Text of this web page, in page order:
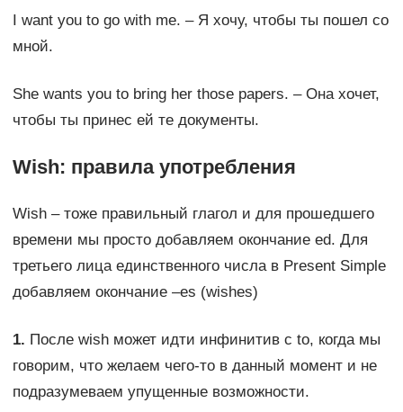
I want you to go with me. – Я хочу, чтобы ты пошел со
мной.
She wants you to bring her those papers. – Она хочет,
чтобы ты принес ей те документы.
Wish: правила употребления
Wish – тоже правильный глагол и для прошедшего
времени мы просто добавляем окончание ed. Для
третьего лица единственного числа в Present Simple
добавляем окончание –es (wishes)
1. После wish может идти инфинитив с to, когда мы
говорим, что желаем чего-то в данный момент и не
подразумеваем упущенные возможности.